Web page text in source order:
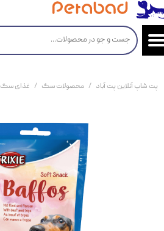
پت شاپ آنلاین پت آباد محصولات سگ غذای سگ